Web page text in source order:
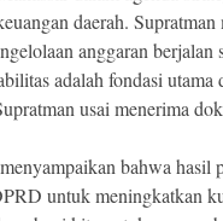
daerah.
anggaran
adalah fondasi
usai menerima
bahwa
untuk meningkatkan